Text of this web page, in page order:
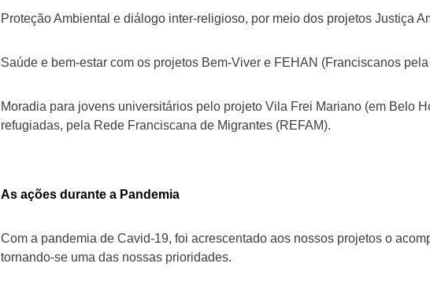
Proteção Ambiental e diálogo inter-religioso, por meio dos projetos Justiça
Saúde e bem-estar com os projetos Bem-Viver e FEHAN (Franciscanos
Moradia para jovens universitários pelo projeto Vila Frei Mariano (em Belo
refugiadas, pela Rede Franciscana de Migrantes (REFAM).
As ações durante a Pandemia
Com a pandemia de Cavid-19, foi acrescentado aos nossos projetos o
tornando-se uma das nossas prioridades.